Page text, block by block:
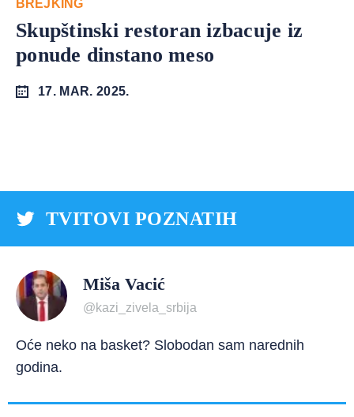
BREJKING
Skupštinski restoran izbacuje iz
ponude dinstano meso
17. MAR. 2025.
TVITOVI POZNATIH
Miša Vacić
@kazi_zivela_srbija
Oće neko na basket? Slobodan sam narednih
godina.